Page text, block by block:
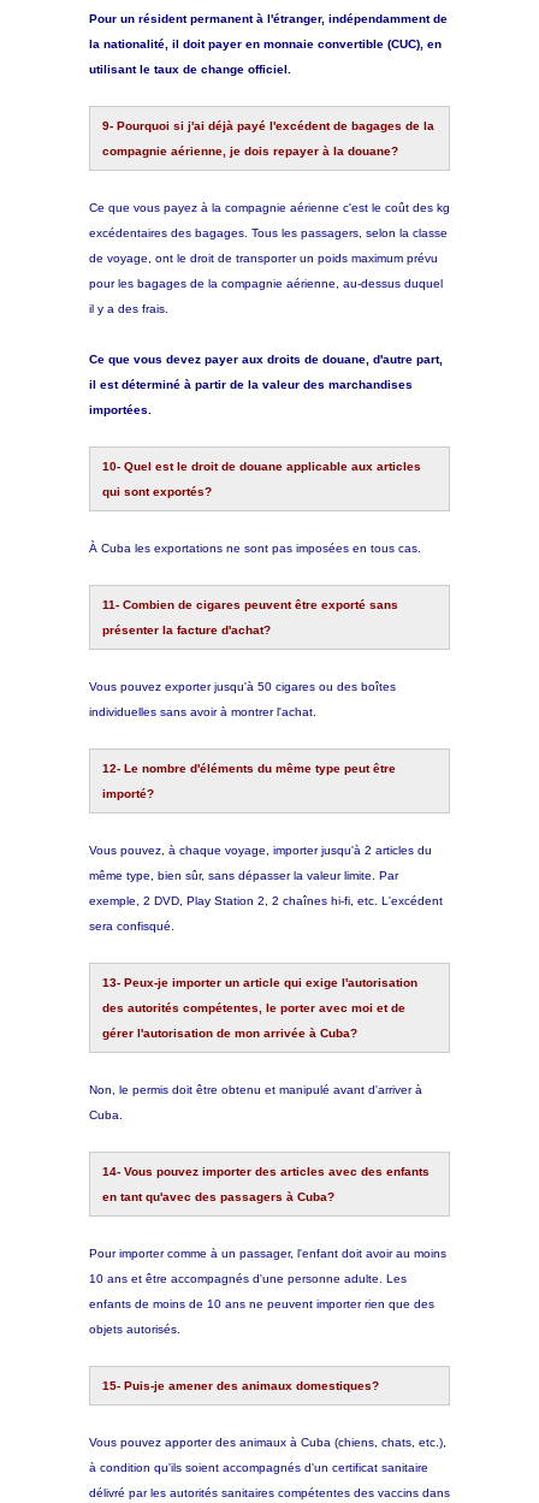
Pour un résident permanent à l'étranger, indépendamment de
la nationalité, il doit payer en monnaie convertible (CUC), en
utilisant le taux de change officiel.
9- Pourquoi si j'ai déjà payé l'excédent de bagages de la
compagnie aérienne, je dois repayer à la douane?
Ce que vous payez à la compagnie aérienne c'est le coût des kg
excédentaires des bagages. Tous les passagers, selon la classe
de voyage, ont le droit de transporter un poids maximum prévu
pour les bagages de la compagnie aérienne, au-dessus duquel
il y a des frais.
Ce que vous devez payer aux droits de douane, d'autre part,
il est déterminé à partir de la valeur des marchandises
importées.
10- Quel est le droit de douane applicable aux articles
qui sont exportés?
À Cuba les exportations ne sont pas imposées en tous cas.
11- Combien de cigares peuvent être exporté sans
présenter la facture d'achat?
Vous pouvez exporter jusqu'à 50 cigares ou des boîtes
individuelles sans avoir à montrer l'achat.
12- Le nombre d'éléments du même type peut être
importé?
Vous pouvez, à chaque voyage, importer jusqu'à 2 articles du
même type, bien sûr, sans dépasser la valeur limite. Par
exemple, 2 DVD, Play Station 2, 2 chaînes hi-fi, etc. L'excédent
sera confisqué.
13- Peux-je importer un article qui exige l'autorisation
des autorités compétentes, le porter avec moi et de
gérer l'autorisation de mon arrivée à Cuba?
Non, le permis doit être obtenu et manipulé avant d'arriver à
Cuba.
14- Vous pouvez importer des articles avec des enfants
en tant qu'avec des passagers à Cuba?
Pour importer comme à un passager, l'enfant doit avoir au moins
10 ans et être accompagnés d'une personne adulte. Les
enfants de moins de 10 ans ne peuvent importer rien que des
objets autorisés.
15- Puis-je amener des animaux domestiques?
Vous pouvez apporter des animaux à Cuba (chiens, chats, etc.),
à condition qu'ils soient accompagnés d'un certificat sanitaire
délivré par les autorités sanitaires compétentes des vaccins dans